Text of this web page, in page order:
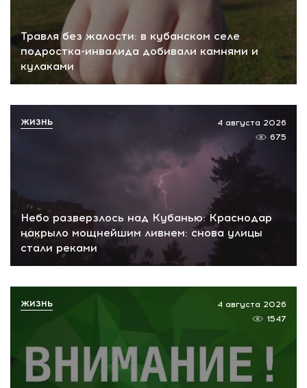
Травля без жалости: в кубанском селе
подростка-инвалида добивали камнями и
кулаками
Небо разверзлось над Кубанью: Краснодар
накрыло мощнейшим ливнем: снова улицы
стали реками
4 августа 2026
675
ЖИЗНЬ
4 августа 2026
1547
ЖИЗНЬ